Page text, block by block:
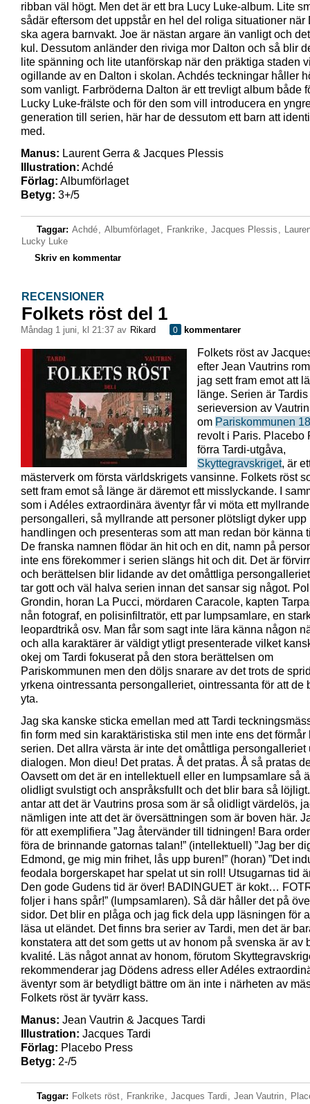
ribban väl högt. Men det är ett bra Lucy Luke-album. Lite
sådär eftersom det uppstår en hel del roliga situationer när
ska agera barnvakt. Joe är nästan argare än vanligt och
kul. Dessutom anländer den riviga mor Dalton och så blir
lite spänning och lite utanförskap när den präktiga staden
ogillande av en Dalton i skolan. Achdés teckningar håller
som vanligt. Farbröderna Dalton är ett trevligt album både
Lucky Luke-frälste och för den som vill introducera en
generation till serien, här har de dessutom ett barn att
med.
Manus: Laurent Gerra & Jacques Plessis
Illustration: Achdé
Förlag: Albumförlaget
Betyg: 3+/5
Taggar: Achdé, Albumförlaget, Frankrike, Jacques Plessis ,
Lucky Luke
Skriv en kommentar
RECENSIONER
Folkets röst del 1
måndag 1 juni, kl 21:37 av Rikard 0 kommentarer
Folkets röst av
efter Jean Vautrins
jag sett fram emot att
länge. Serien är Tardis
serieversion av
om Pariskommunen
revolt i Paris. Placebo
förra Tardi-utgåva,
Skyttegravskriget, är
mästerverk om första världskrigets vansinne. Folkets röst
sett fram emot så länge är däremot ett misslyckande. I
som i Adéles extraordinära äventyr får vi möta ett myllrande
persongalleri, så myllrande att personer plötsligt dyker upp
handlingen och presenteras som att man redan bör känna
De franska namnen flödar än hit och en dit, namn på
inte ens förekommer i serien slängs hit och dit. Det är
och berättelsen blir lidande av det omåttliga
tar gott och väl halva serien innan det sansar sig något.
Grondin, horan La Pucci, mördaren Caracole, kapten
nån fotograf, en polisinfiltratör, ett par lumpsamlare, en
leopardtrikå osv. Man får som sagt inte lära känna någon
och alla karaktärer är väldigt ytligt presenterade vilket
okej om Tardi fokuserat på den stora berättelsen om
Pariskommunen men den döljs snarare av det trots de
yrkena ointressanta persongalleriet, ointressanta för att de
yta.
Jag ska kanske sticka emellan med att Tardi
fin form med sin karaktäristiska stil men inte ens det förmår
serien. Det allra värsta är inte det omåttliga persongalleriet
dialogen. Mon dieu! Det pratas. Å det pratas. Å så pratas
Oavsett om det är en intellektuell eller en lumpsamlare så
olidligt svulstigt och anspråksfullt och det blir bara så
antar att det är Vautrins prosa som är så olidligt värdelös,
nämligen inte att det är översättningen som är boven här.
för att exemplifiera ”Jag återvänder till tidningen! Bara
föra de brinnande gatornas talan!” (intellektuell) ”Jag ber
Edmond, ge mig min frihet, lås upp buren!” (horan) ”Det
feodala borgerskapet har spelat ut sin roll! Utsugarnas tid
Den gode Gudens tid är över! BADINGUET är kokt…
foljer i hans spår!” (lumpsamlaren). Så där håller det på
sidor. Det blir en plåga och jag fick dela upp läsningen för
läsa ut eländet. Det finns bra serier av Tardi, men det är
konstatera att det som getts ut av honom på svenska är av
kvalité. Läs något annat av honom, förutom
rekommenderar jag Dödens adress eller Adéles
äventyr som är betydligt bättre om än inte i närheten av
Folkets röst är tyvärr kass.
Manus: Jean Vautrin & Jacques Tardi
Illustration: Jacques Tardi
Förlag: Placebo Press
Betyg: 2-/5
Taggar: Folkets röst, Frankrike, Jacques Tardi , Jean Vautrin,